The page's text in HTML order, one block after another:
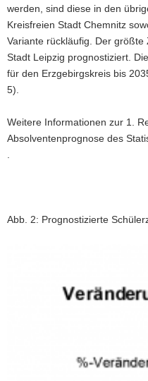
werden, sind diese in den
Kreisfreien Stadt Chemnitz
Variante rückläufig. Der
Stadt Leipzig prognostiziert.
für den Erzgebirgskreis bis
5).
Weitere Informationen zur 1.
Absolventenprognose des
Abb. 2: Prognostizierte